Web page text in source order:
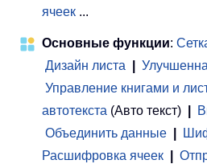
ячеек ...
Основные функции:
Дизайн листа
Управление книгами и
автотекста (Авто текст)
Объединить данные
Расшифровка ячеек